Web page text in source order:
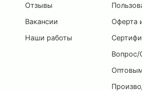
Отзывы
Вакансии
Наши работы
Оферта
Вопрос/